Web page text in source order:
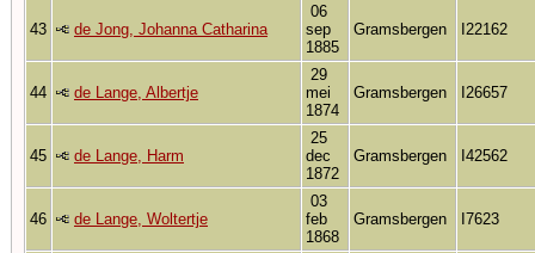
43 de Jong, Johanna Catharina
06
sep
1885
Gramsbergen I22162
44 de Lange, Albertje
29
mei
1874
Gramsbergen I26657
45 de Lange, Harm
25
dec
1872
Gramsbergen I42562
46 de Lange, Woltertje
03
feb
1868
Gramsbergen I7623